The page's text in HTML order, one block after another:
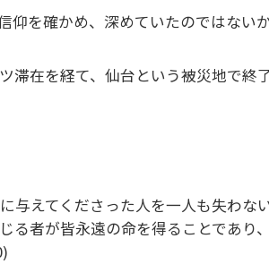
を確かめ、深めていたのではないか
滞在を経て、仙台という被災地で終
与えてくださった人を一人も失わな
る者が皆永遠の命を得ることであり